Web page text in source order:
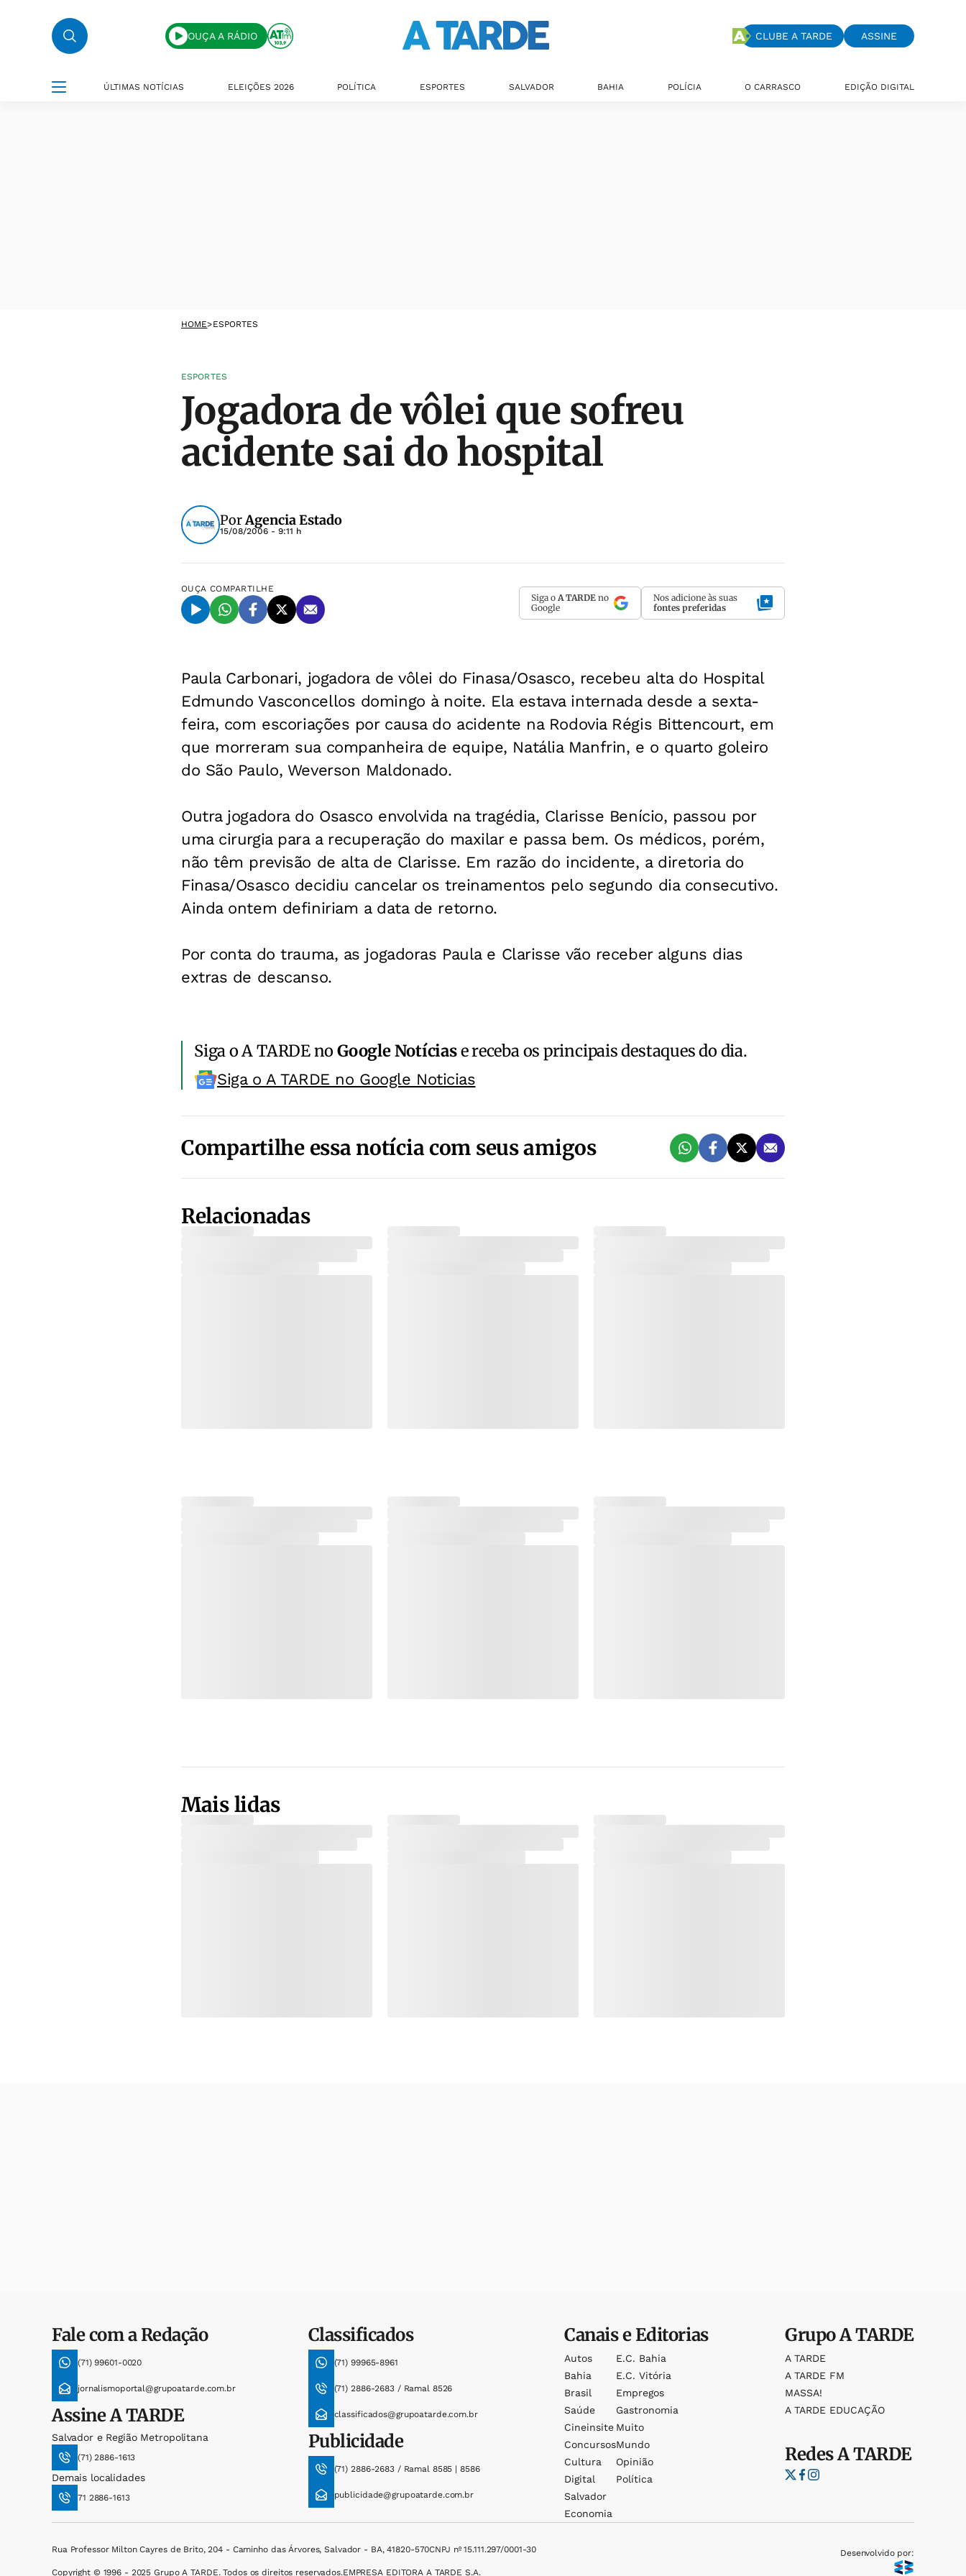
OUÇA A RÁDIO CLUBE A TARDE ASSINE
ÚLTIMAS NOTÍCIAS ELEIÇÕES 2026 POLÍTICA ESPORTES SALVADOR BAHIA POLÍCIA O CARRASCO EDIÇÃO DIGITAL
HOME>ESPORTES
ESPORTES
Jogadora de vôlei que sofreu
acidente sai do hospital
PorAgencia Estado
15/08/2006 - 9:11 h
OUÇA COMPARTILHE
Siga o A TARDE no
Google
Nos adicione às suas
fontes preferidas
Paula Carbonari, jogadora de vôlei do Finasa/Osasco, recebeu alta do Hospital
Edmundo Vasconcellos domingo à noite. Ela estava internada desde a sexta-
feira, com escoriações por causa do acidente na Rodovia Régis Bittencourt, em
que morreram sua companheira de equipe, Natália Manfrin, e o quarto goleiro
do São Paulo, Weverson Maldonado.
Outra jogadora do Osasco envolvida na tragédia, Clarisse Benício, passou por
uma cirurgia para a recuperação do maxilar e passa bem. Os médicos, porém,
não têm previsão de alta de Clarisse. Em razão do incidente, a diretoria do
Finasa/Osasco decidiu cancelar os treinamentos pelo segundo dia consecutivo.
Ainda ontem definiriam a data de retorno.
Por conta do trauma, as jogadoras Paula e Clarisse vão receber alguns dias
extras de descanso.
Siga o A TARDE noGoogle Notíciase receba os principais destaques do dia.
Siga o A TARDE no Google Noticias
Compartilhe essa notícia com seus amigos
Relacionadas
Mais lidas
Fale com a Redação
(71) 99601-0020
jornalismoportal@grupoatarde.com.br
AssineA TARDE
Salvador e Região Metropolitana
(71) 2886-1613
Demais localidades
71 2886-1613
Classificados
(71) 99965-8961
(71) 2886-2683 / Ramal 8526
classificados@grupoatarde.com.br
Publicidade
(71) 2886-2683 / Ramal 8585 | 8586
publicidade@grupoatarde.com.br
Canais e Editorias
Autos
Bahia
Brasil
Saúde
Cineinsite
Concursos
Cultura
Digital
Salvador
Economia
E.c. Bahia
E.c. Vitória
Empregos
Gastronomia
Muito
Mundo
Opinião
Política
GrupoA TARDE
A TARDE
A TARDE FM
MASSA!
A TARDE EDUCAÇÃO
RedesA TARDE
Rua Professor Milton Cayres de Brito, 204 - Caminho das Árvores, Salvador - BA, 41820-570CNPJ nº 15.111.297/0001-30
Copyright © 1996 - 2025 Grupo A TARDE. Todos os direitos reservados.EMPRESA EDITORA A TARDE S.A.
Desenvolvido por: